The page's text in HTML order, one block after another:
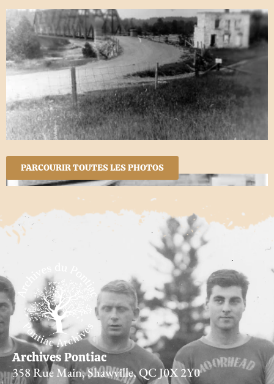
PARCOURIR TOUTES LES PHOTOS
Archives Pontiac
358 Rue Main, Shawville, QC J0X 2Y0